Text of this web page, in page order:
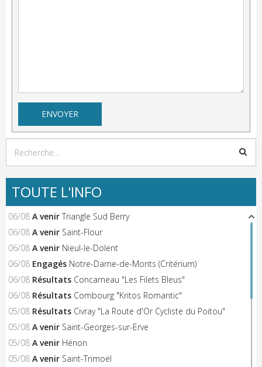
TOUTE L'INFO
06/08 A venir Triangle Sud Berry
06/08 A venir Saint-Flour
06/08 A venir Nieul-le-Dolent
06/08 Engagés Notre-Dame-de-Monts (Critérium)
06/08 Résultats Concarneau "Les Filets Bleus"
06/08 Résultats Combourg "Kritos Romantic"
05/08 Résultats Civray "La Route d'Or Cycliste du Poitou"
05/08 A venir Saint-Georges-sur-Erve
05/08 A venir Hénon
05/08 A venir Saint-Trimoël